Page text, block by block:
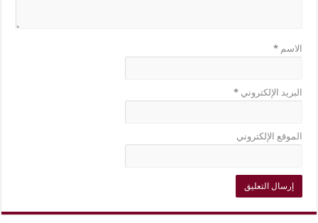
الاسم*
البريد الإلكتروني*
الموقع الإلكتروني